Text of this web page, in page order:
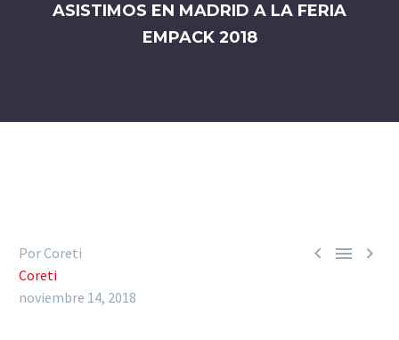
ASISTIMOS EN MADRID A LA FERIA
EMPACK 2018
  
Por Coreti
Coreti
noviembre 14, 2018